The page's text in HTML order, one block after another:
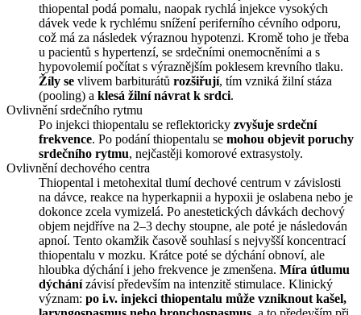
thiopental podá pomalu, naopak rychlá injekce vysokých
dávek vede k rychlému snížení periferního cévního odporu,
což má za následek výraznou hypotenzi. Kromě toho je třeba
u pacientů s hypertenzí, se srdečními onemocněními a s
hypovolemií počítat s výraznějším poklesem krevního tlaku.
Žíly se vlivem barbiturátů rozšiřují, tím vzniká žilní stáza
(pooling) a klesá žilní návrat k srdci.
Ovlivnění srdečního rytmu
Po injekci thiopentalu se reflektoricky zvyšuje srdeční
frekvence. Po podání thiopentalu se mohou objevit poruchy
srdečního rytmu, nejčastěji komorové extrasystoly.
Ovlivnění dechového centra
Thiopental i metohexital tlumí dechové centrum v závislosti
na dávce, reakce na hyperkapnii a hypoxii je oslabena nebo je
dokonce zcela vymizelá. Po anestetických dávkách dechový
objem nejdříve na 2–3 dechy stoupne, ale poté je následován
apnoí. Tento okamžik časově souhlasí s nejvyšší koncentrací
thiopentalu v mozku. Krátce poté se dýchání obnoví, ale
hloubka dýchání i jeho frekvence je zmenšena. Míra útlumu
dýchánízávisí především na intenzitě stimulace. Klinický
význam: po i.v. injekci thiopentalu může vzniknout kašel,